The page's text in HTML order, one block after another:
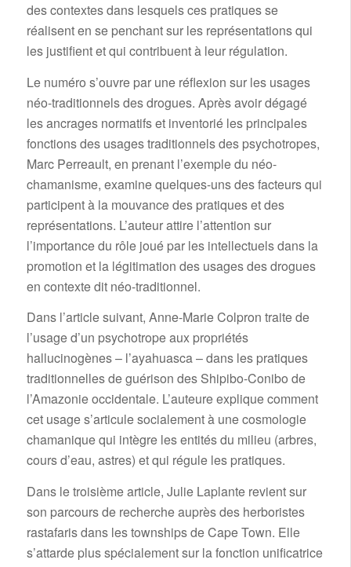
des contextes dans lesquels ces pratiques se
réalisent en se penchant sur les représentations qui
les justifient et qui contribuent à leur régulation.
Le numéro s’ouvre par une réflexion sur les usages
néo-traditionnels des drogues. Après avoir dégagé
les ancrages normatifs et inventorié les principales
fonctions des usages traditionnels des psychotropes,
Marc Perreault, en prenant l’exemple du néo-
chamanisme, examine quelques-uns des facteurs qui
participent à la mouvance des pratiques et des
représentations. L’auteur attire l’attention sur
l’importance du rôle joué par les intellectuels dans la
promotion et la légitimation des usages des drogues
en contexte dit néo-traditionnel.
Dans l’article suivant, Anne-Marie Colpron traite de
l’usage d’un psychotrope aux propriétés
hallucinogènes – l’ayahuasca – dans les pratiques
traditionnelles de guérison des Shipibo-Conibo de
l’Amazonie occidentale. L’auteure explique comment
cet usage s’articule socialement à une cosmologie
chamanique qui intègre les entités du milieu (arbres,
cours d’eau, astres) et qui régule les pratiques.
Dans le troisième article, Julie Laplante revient sur
son parcours de recherche auprès des herboristes
rastafaris dans les townships de Cape Town. Elle
s’attarde plus spécialement sur la fonction unificatrice